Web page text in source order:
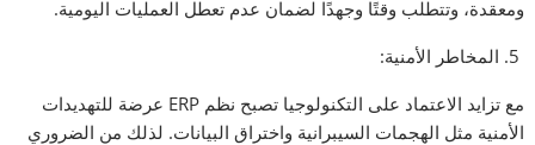
ومعقدة، وتتطلب وقتًا وجهدًا لضمان عدم تعطل العمليات اليومية.
مع تزايد الاعتماد على التكنولوجيا تصبح نظم ERP عرضة للتهديدات
الأمنية مثل الهجمات السيبرانية واختراق البيانات. لذلك من الضروري